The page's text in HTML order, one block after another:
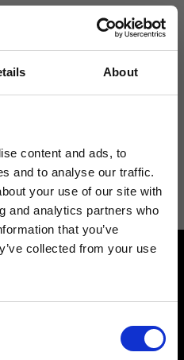
About
content and ads, to
and to analyse our traffic.
your use of our site with
and analytics partners who
that you’ve
collected from your use
alla newsletter!
da Ripani. Per maggiori
Policy.